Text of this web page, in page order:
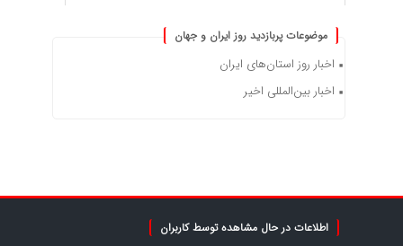
موضوعات پربازدید روز ایران و جهان
اخبار روز استان‌های ایران
اخبار بین‌المللی اخیر
اطلاعات در حال مشاهده توسط کاربران